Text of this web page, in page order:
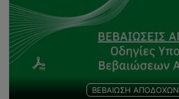
ΒΕΒΑΙΩΣΗ ΑΠΟΔΟΧΩΝ